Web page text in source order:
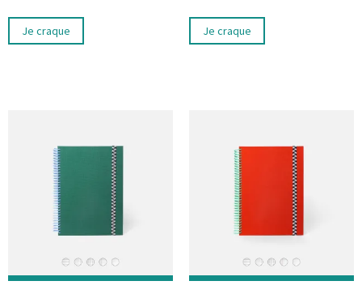
Je craque Je craque